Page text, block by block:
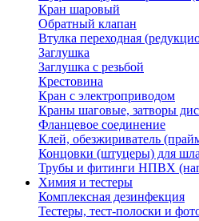
Кран шаровый
Обратный клапан
Втулка переходная
Заглушка
Заглушка с резьбой
Крестовина
Кран с электроприводом
Краны шаговые, затворы
Фланцевое соединение
Клей, обезжириватель
Концовки (штуцеры) для
Трубы и фитинги НПВХ
Химия и тестеры
Комплексная дезинфекция
Тестеры, тест-полоски и